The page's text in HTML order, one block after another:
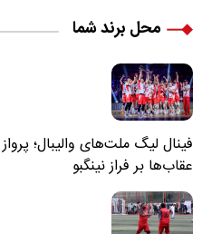
محل برند شما
فینال لیگ ملت‌های والیبال؛ پرواز
عقاب‌ها بر فراز نینگبو